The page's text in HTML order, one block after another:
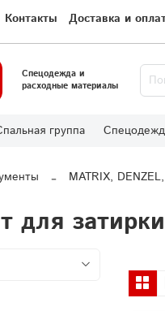
Контакты Доставка и
Спецодежда и
расходные материалы
группа
MATRIX,
для